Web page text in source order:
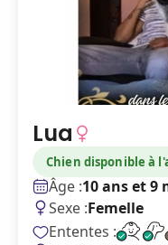
Lua
Chien disponible à
Âge :10 ans et 9
Sexe :Femelle
Ententes :